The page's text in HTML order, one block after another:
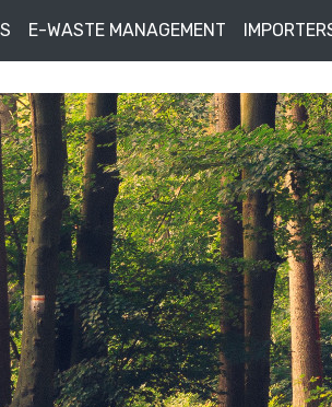
E-WASTE MANAGEMENT